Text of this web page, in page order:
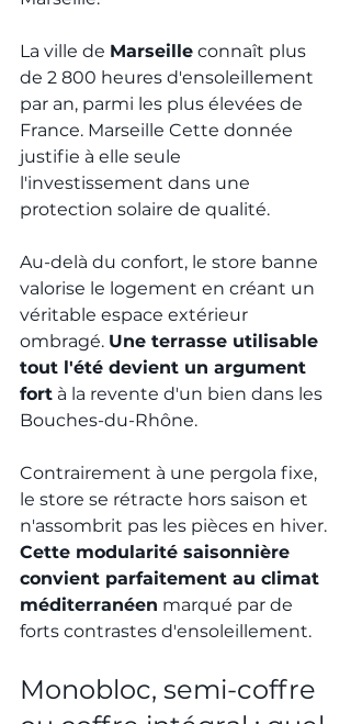
La ville de Marseille connaît plus
de 2 800 heures d'ensoleillement
par an, parmi les plus élevées de
France. Marseille Cette donnée
justifie à elle seule
l'investissement dans une
protection solaire de qualité.
Au-delà du confort, le store banne
valorise le logement en créant un
véritable espace extérieur
ombragé. Une terrasse utilisable
tout l'été devient un argument
fort à la revente d'un bien dans les
Bouches-du-Rhône.
Contrairement à une pergola fixe,
le store se rétracte hors saison et
n'assombrit pas les pièces en hiver.
Cette modularité saisonnière
convient parfaitement au climat
méditerranéen marqué par de
forts contrastes d'ensoleillement.
Monobloc, semi-coffre